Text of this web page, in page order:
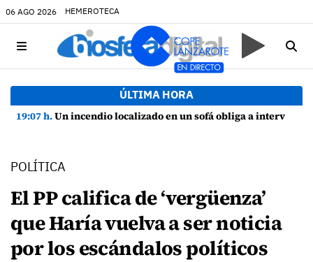
06 AGO 2026 HEMEROTECA
ÚLTIMA HORA
19:07 h.Un incendio localizado en un sofá obliga a intervenir en una vivienda de Playa Honda
POLÍTICA
El PP califica de ‘vergüenza’
que Haría vuelva a ser noticia
por los escándalos políticos